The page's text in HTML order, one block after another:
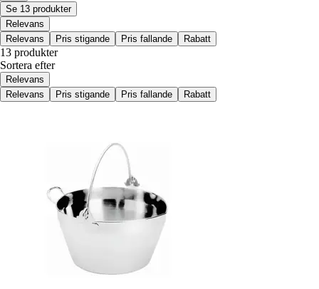
Se 13 produkter
Relevans
Relevans
Pris stigande Pris fallande Rabatt
13 produkter
Sortera efter
Relevans
Relevans
Pris stigande Pris fallande Rabatt